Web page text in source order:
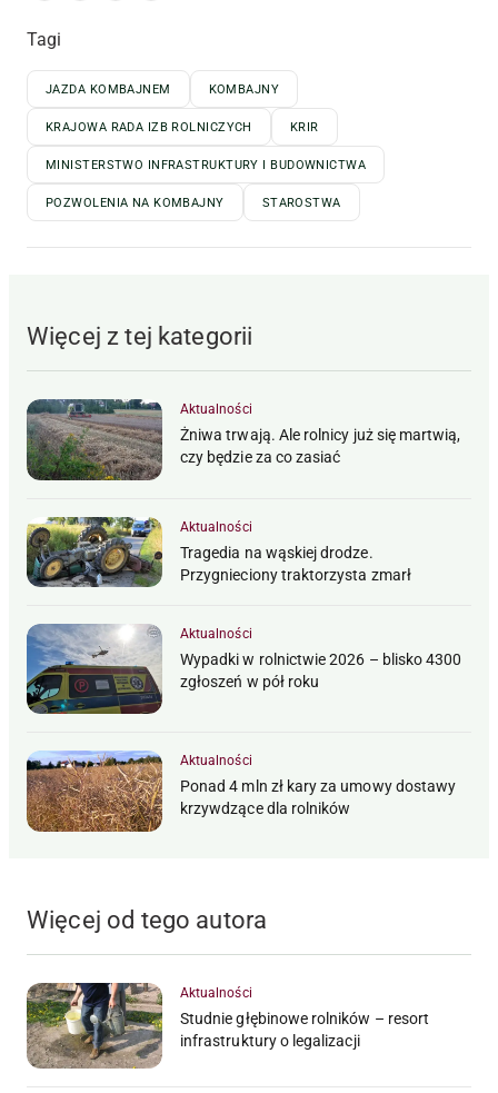
Tagi
JAZDA KOMBAJNEM KOMBAJNY
KRAJOWA RADA IZB ROLNICZYCH KRIR
MINISTERSTWO INFRASTRUKTURY I BUDOWNICTWA
POZWOLENIA NA KOMBAJNY STAROSTWA
Więcej z tej kategorii
Aktualności
Żniwa trwają. Ale rolnicy już się martwią,
czy będzie za co zasiać
Aktualności
Tragedia na wąskiej drodze.
Przygnieciony traktorzysta zmarł
Aktualności
Wypadki w rolnictwie 2026 – blisko 4300
zgłoszeń w pół roku
Aktualności
Ponad 4 mln zł kary za umowy dostawy
krzywdzące dla rolników
Więcej od tego autora
Aktualności
Studnie głębinowe rolników – resort
infrastruktury o legalizacji